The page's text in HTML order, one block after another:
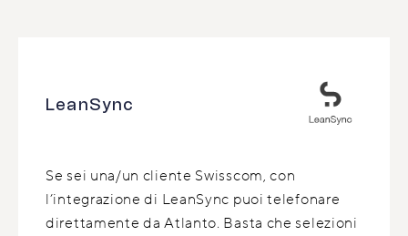
LeanSync
Se sei una/un cliente Swisscom, con
l’integrazione di LeanSync puoi telefonare
direttamente da Atlanto. Basta che selezioni